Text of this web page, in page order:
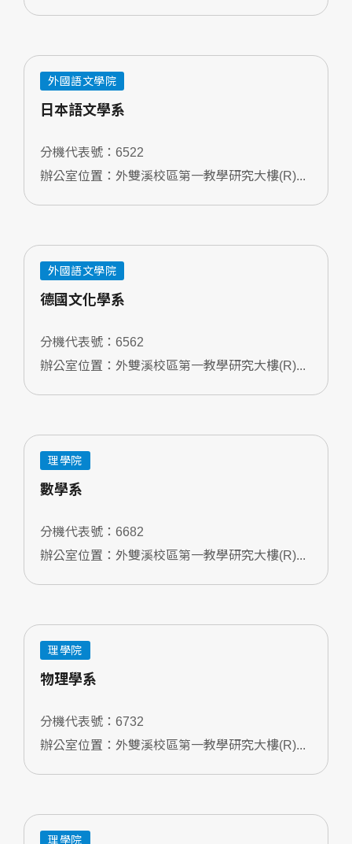
外國語文學院
日本語文學系
分機代表號：6522
辦公室位置：外雙溪校區第一教學研究大樓(R)...
外國語文學院
德國文化學系
分機代表號：6562
辦公室位置：外雙溪校區第一教學研究大樓(R)...
理學院
數學系
分機代表號：6682
辦公室位置：外雙溪校區第一教學研究大樓(R)...
理學院
物理學系
分機代表號：6732
辦公室位置：外雙溪校區第一教學研究大樓(R)...
理學院